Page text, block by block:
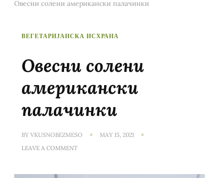
Овесни солени американски палачинки
ВЕГЕТАРИЈАНСКА ИСХРАНА
Овесни солени
американски
палачинки
BY VKUSNOBEZMESO
MAY 15, 2021
LEAVE A COMMENTON